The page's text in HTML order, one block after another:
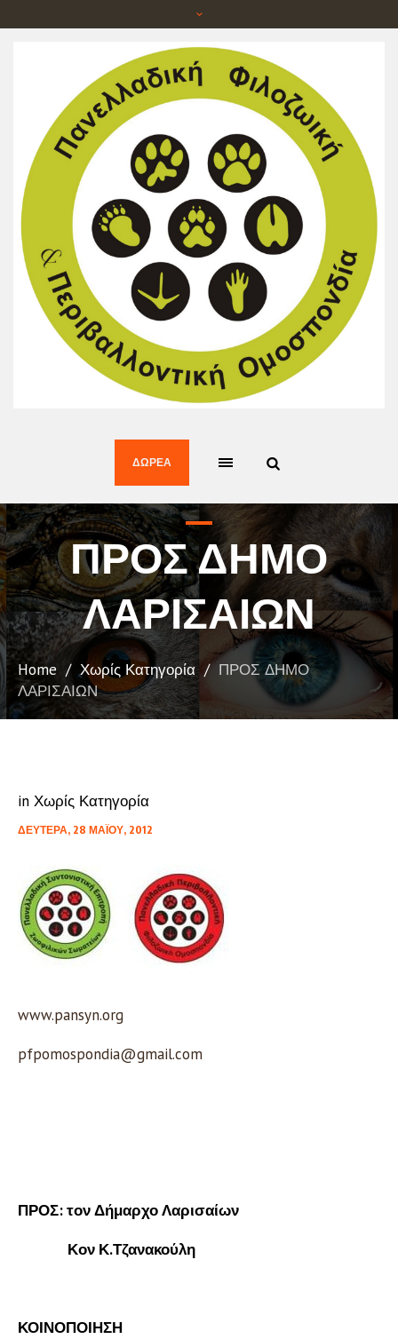
ΔΩΡΕΆ
ΠΡΟΣ ΔΗΜΟ
ΛΑΡΙΣΑΙΩΝ
Home / Χωρίς Κατηγορία / ΠΡΟΣ ΔΗΜΟ
ΛΑΡΙΣΑΙΩΝ
in Χωρίς Κατηγορία
ΔΕΥΤΈΡΑ, 28 ΜΑΪ́ΟΥ, 2012
www.pansyn.org
pfpomospondia@gmail.com
ΠΡΟΣ: τον Δήμαρχο Λαρισαίων
Κον Κ.Τζανακούλη
ΚΟΙΝΟΠΟΙΗΣΗ